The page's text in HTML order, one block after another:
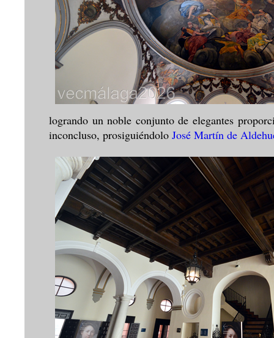
logrando un noble conjunto de elegantes
inconcluso, prosiguiéndolo José Martín de